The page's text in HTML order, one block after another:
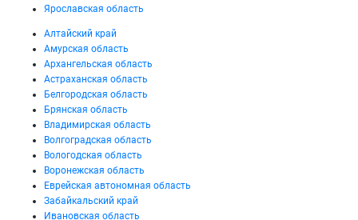
Ярославская область
Алтайский край
Амурская область
Архангельская область
Астраханская область
Белгородская область
Брянская область
Владимирская область
Волгоградская область
Вологодская область
Воронежская область
Еврейская автономная область
Забайкальский край
Ивановская область